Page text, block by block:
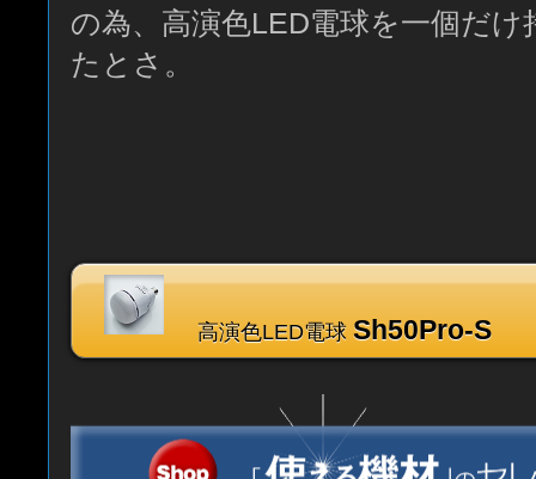
の為、高演色LED電球を一個だ
たとさ。
高演色LED電球 Sh50Pro-S